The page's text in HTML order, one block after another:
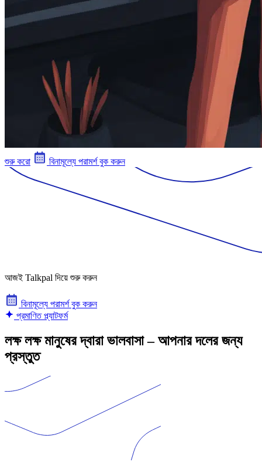
শুরু করো বিনামূল্যে পরামর্শ বুক করুন
আজই Talkpal দিয়ে শুরু করুন
বিনামূল্যে পরামর্শ বুক করুন
প্রমাণিত প্ল্যাটফর্ম
লক্ষ লক্ষ মানুষের দ্বারা ভালবাসা – আপনার দলের জন্য
প্রস্তুত